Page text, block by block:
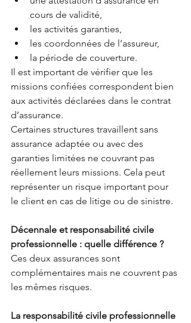
cours de validité,
les activités garanties,
les coordonnées de l’assureur,
la période de couverture.
Il est important de vérifier que les
missions confiées correspondent bien
aux activités déclarées dans le contrat
d’assurance.
Certaines structures travaillent sans
assurance adaptée ou avec des
garanties limitées ne couvrant pas
réellement leurs missions. Cela peut
représenter un risque important pour
le client en cas de litige ou de sinistre.
Décennale et responsabilité civile
professionnelle : quelle différence ?
Ces deux assurances sont
complémentaires mais ne couvrent pas
les mêmes risques.
La responsabilité civile professionnelle